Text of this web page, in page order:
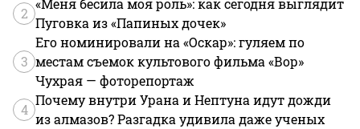
2
«Меня бесила моя роль»: как сегодня выглядит
Пуговка из «Папиных дочек»
3
Его номинировали на «Оскар»: гуляем по
местам съемок культового фильма «Вор»
Чухрая — фоторепортаж
4
Почему внутри Урана и Нептуна идут дожди
из алмазов? Разгадка удивила даже ученых